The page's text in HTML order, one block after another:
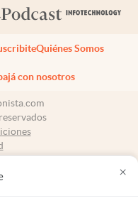
×
Quiénes Somos
con nosotros
3270